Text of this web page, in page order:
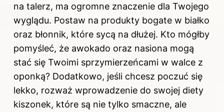
na talerz, ma ogromne znaczenie dla Twojego
wyglądu. Postaw na produkty bogate w białko
oraz błonnik, które sycą na dłużej. Kto mógłby
pomyśleć, że awokado oraz nasiona mogą
stać się Twoimi sprzymierzeńcami w walce z
oponką? Dodatkowo, jeśli chcesz poczuć się
lekko, rozważ wprowadzenie do swojej diety
kiszonek, które są nie tylko smaczne, ale